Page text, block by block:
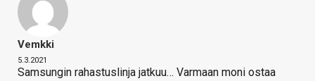
Vemkki
5.3.2021
Samsungin rahastuslinja jatkuu… Varmaan moni ostaa